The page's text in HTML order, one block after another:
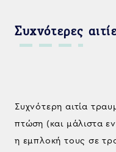
Συχνότερες
Συχνότερη αιτία
πτώση (και μάλιστα
η εμπλοκή τους σε